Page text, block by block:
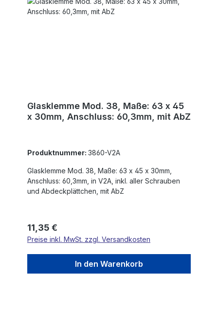
Glasklemme Mod. 38, Maße: 63 x 45
x 30mm, Anschluss: 60,3mm, mit AbZ
Produktnummer: 3860-V2A
Glasklemme Mod. 38, Maße: 63 x 45 x 30mm,
Anschluss: 60,3mm, in V2A, inkl. aller Schrauben
und Abdeckplättchen, mit AbZ
Regulärer Preis:
11,35 €
Preise inkl. MwSt. zzgl. Versandkosten
In den Warenkorb